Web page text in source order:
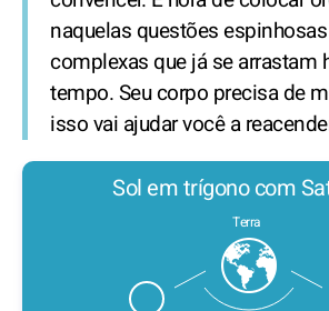
naquelas questões
complexas que já se arrastam
tempo. Seu corpo precisa de
isso vai ajudar você a
Sol em trígono com
Terra